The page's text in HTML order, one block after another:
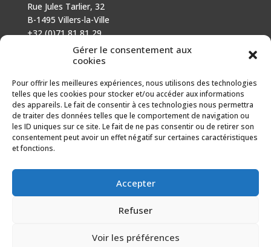
Gérer le consentement aux
cookies
Pour offrir les meilleures expériences, nous utilisons des technologies
telles que les cookies pour stocker et/ou accéder aux informations
des appareils. Le fait de consentir à ces technologies nous permettra
de traiter des données telles que le comportement de navigation ou
les ID uniques sur ce site. Le fait de ne pas consentir ou de retirer son
consentement peut avoir un effet négatif sur certaines caractéristiques
et fonctions.
Accepter
Refuser
Voir les préférences
Rue Jules Tarlier, 32
B-1495 Villers-la-Ville
+32 (0)71 81 81 29
N° d’entreprise : 666 464 432
Mentions légales
AVEC LE SOUTIEN DE
Fonds européen agricole pour le développement rural :
l’Europe investit dans les zones rurales.